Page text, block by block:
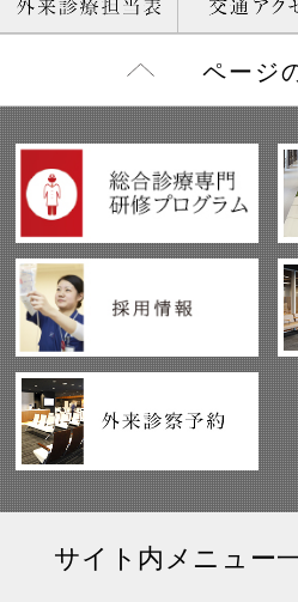
ページ
サイト内メニュー